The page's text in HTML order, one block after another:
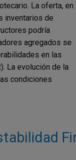
La oferta, en
inventarios de
podría
agregados se
en las
La evolución de la
condiciones